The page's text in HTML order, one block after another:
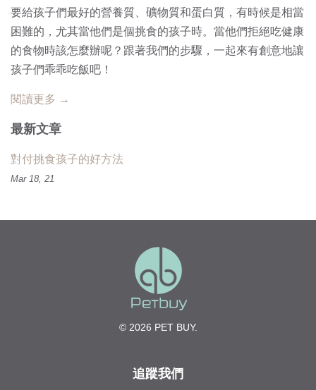
要給孩子們最好的營養質、礦物質和蛋白質，有時候是相當
困難的，尤其當他們是個挑食的孩子時。當他們拒絕吃健康
的食物時該怎麼辦呢？跟著我們的步驟，一起來有創意地讓
孩子們乖乖吃飯吧！
閱讀更多 →
最新文章
對付挑食孩子的好方法
Mar 18, 21
© 2026 PET BUY.
追蹤我們